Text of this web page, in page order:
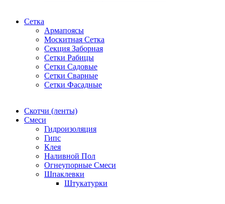
Сетка
Армапоясы
Москитная Сетка
Секция Заборная
Сетки Рабицы
Сетки Садовые
Сетки Сварные
Сетки Фасадные
Скотчи (ленты)
Смеси
Гидроизоляция
Гипс
Клея
Наливной Пол
Огнеупорные Смеси
Шпаклевки
Штукатурки